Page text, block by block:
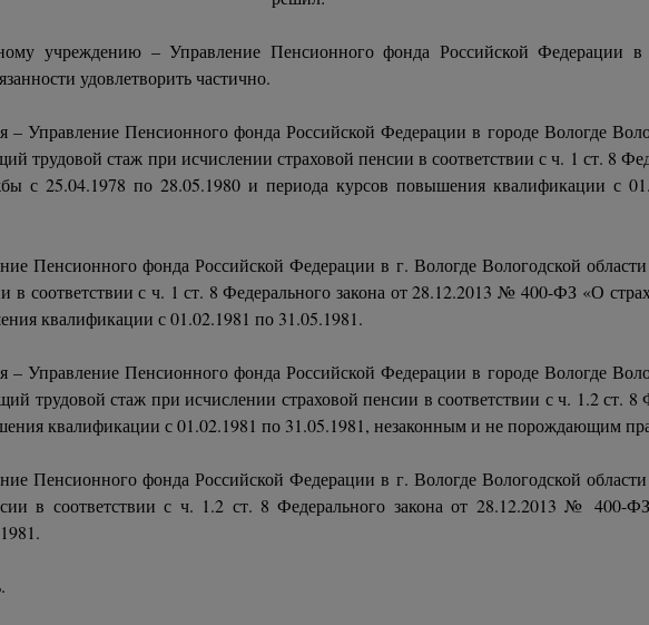
учреждению – Управление Пенсионного фонда Российской Федерации в
удовлетворить частично.
– Управление Пенсионного фонда Российской Федерации в городе Вологде
трудовой стаж при исчислении страховой пенсии в соответствии с ч. 1 ст. 8
с 25.04.1978 по 28.05.1980 и периода курсов повышения квалификации с
Пенсионного фонда Российской Федерации в г. Вологде Вологодской
соответствии с ч. 1 ст. 8 Федерального закона от 28.12.2013 № 400-ФЗ «О
квалификации с 01.02.1981 по 31.05.1981.
– Управление Пенсионного фонда Российской Федерации в городе Вологде
трудовой стаж при исчислении страховой пенсии в соответствии с ч. 1.2 ст.
квалификации с 01.02.1981 по 31.05.1981, незаконным и не порождающим
Пенсионного фонда Российской Федерации в г. Вологде Вологодской
в соответствии с ч. 1.2 ст. 8 Федерального закона от 28.12.2013 № 400-